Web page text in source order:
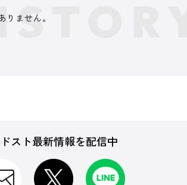
ません。
スト最新情報を配信中